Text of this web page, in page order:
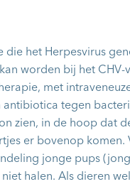
die het Herpesvirus
worden bij het CHV-
met
tegen
zien, in de hoop dat
er bovenop komen.
jonge pups
halen. Als dieren